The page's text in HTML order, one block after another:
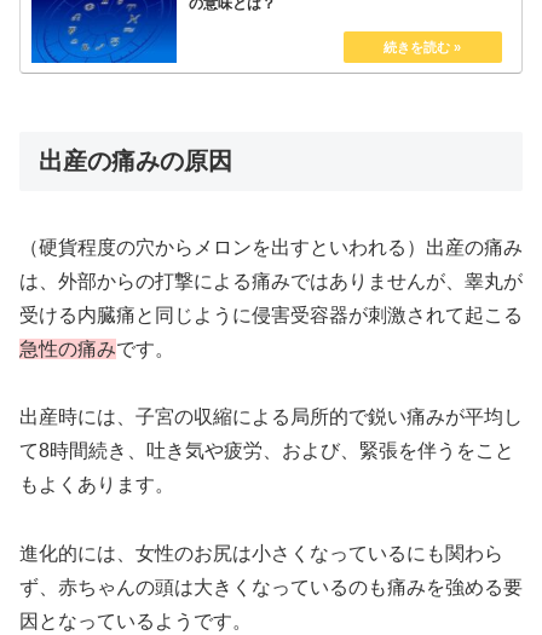
の意味とは？
出産の痛みの原因
（硬貨程度の穴からメロンを出すといわれる）出産の痛み
は、外部からの打撃による痛みではありませんが、睾丸が
受ける内臓痛と同じように侵害受容器が刺激されて起こる
急性の痛みです。
出産時には、子宮の収縮による局所的で鋭い痛みが平均し
て8時間続き、吐き気や疲労、および、緊張を伴うをこと
もよくあります。
進化的には、女性のお尻は小さくなっているにも関わら
ず、赤ちゃんの頭は大きくなっているのも痛みを強める要
因となっているようです。